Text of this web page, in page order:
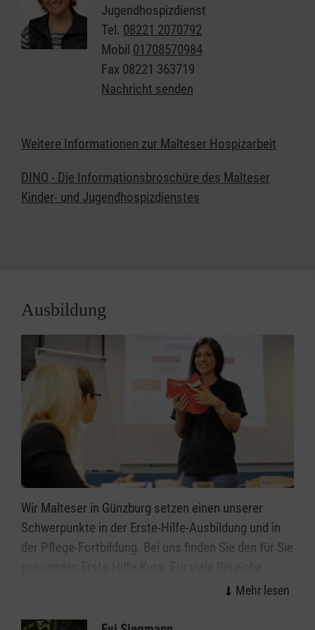
Die familiäre Situation ist geprägt von enormer
Anspannung, Konflikten, offenen Fragen und
Ängsten – jedoch auch von wertvollen tiefen
emotionalen und spirituellen Prozessen. Die
Betreuung eines schwerkranken Kindes oder
Jugendhospizdienst
Tel. 08221 2070792
Mobil 01708570984
Fax 08221 363719
Nachricht senden
Weitere Informationen zur Malteser Hospizarbeit
DINO - Die Informationsbroschüre des Malteser
Kinder- und Jugendhospizdienstes
Ausbildung
Wir Malteser in Günzburg setzen einen unserer
Schwerpunkte in der Erste-Hilfe-Ausbildung und in
der Pflege-Fortbildung. Bei uns finden Sie den für Sie
bieten wir spezielle Kurse an, zum Beispiel zu den
und immer aktuell.